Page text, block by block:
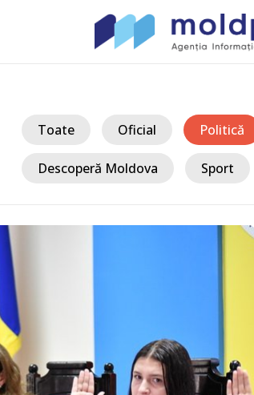
Toate Oficial Politică
Descoperă Moldova Sport
Vucic despre
Uniunea
sa vizită în